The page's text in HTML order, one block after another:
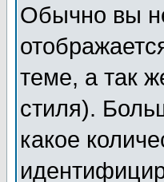
Обычно вы
теме, а так
стиля).
какое